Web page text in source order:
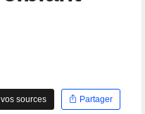
sources
Partager